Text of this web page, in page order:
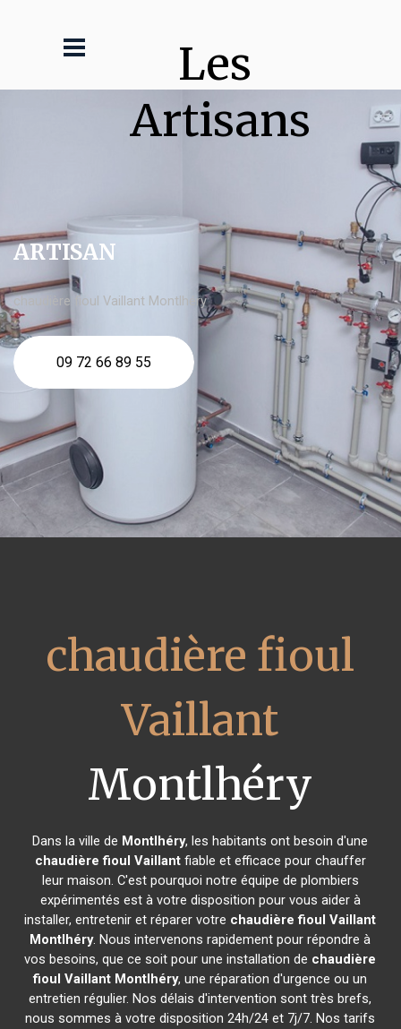
Les
Artisans
ARTISAN
chaudière fioul Vaillant Montlhéry
09 72 66 89 55
chaudière fioul
Vaillant
Montlhéry
Dans la ville de Montlhéry, les habitants ont besoin d'une
chaudière fioul Vaillantfiable et efficace pour chauffer
leur maison. C'est pourquoi notre équipe de plombiers
expérimentés est à votre disposition pour vous aider à
installer, entretenir et réparer votre chaudière fioul Vaillant
Montlhéry. Nous intervenons rapidement pour répondre à
vos besoins, que ce soit pour une installation de chaudière
fioul Vaillant Montlhéry, une réparation d'urgence ou un
entretien régulier. Nos délais d'intervention sont très brefs,
nous sommes à votre disposition 24h/24 et 7j/7. Nos tarifs